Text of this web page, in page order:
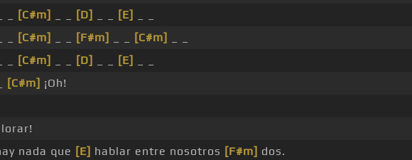
[C#m] [D] [E]
[C#m] [F#m] [C#m]
[C#m] [D] [E]
[C#m] ¡Oh!
nada que [E] hablar entre nosotros [F#m] dos.